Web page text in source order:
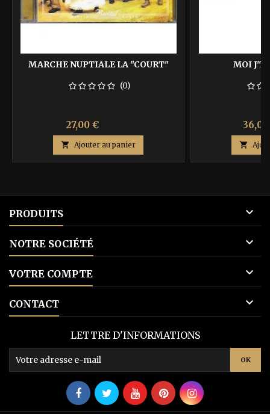
MARCHE NUPTIALE LA "COURT"
(0)
Prix
27,00 €
base
 Ajouter au panier
MOI
Prix

PRODUITS 
NOTRE SOCIÉTÉ 
VOTRE COMPTE 
CONTACT 
LETTRE D'INFORMATIONS